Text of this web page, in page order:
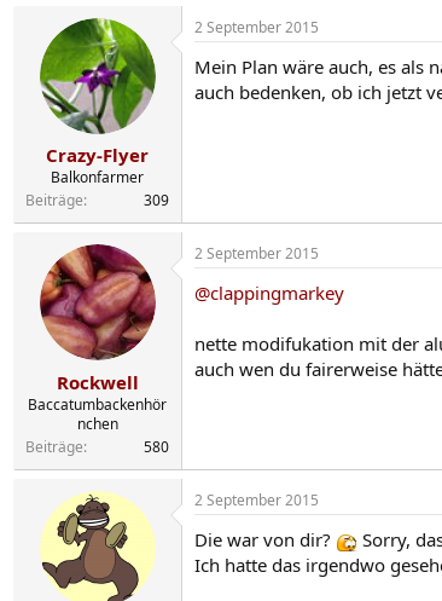
Crazy-Flyer
Balkonfarmer
Beiträge
309
2 September 2015
Mein Plan wäre auch, es als
auch bedenken, ob ich jetzt
Rockwell
Baccatumbackenhör
nchen
Beiträge
580
2 September 2015
@clappingmarkey
nette modifukation mit der
auch wen du fairerweise
2 September 2015
Die war von dir?
Sorry,
Ich hatte das irgendwo